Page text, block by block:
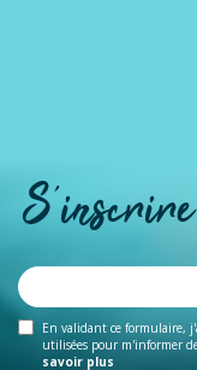
En validant ce formulaire,
utilisées pour m'informer
savoir plus